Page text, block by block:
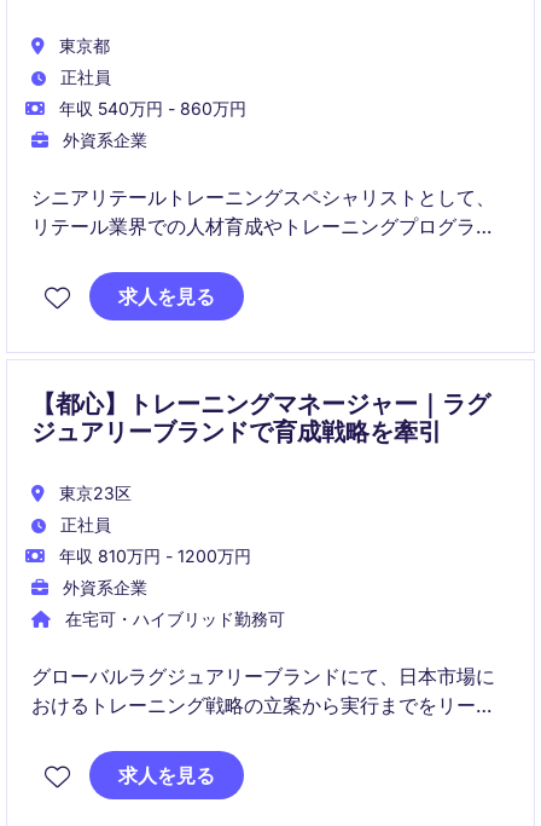
東京都
正社員
年収 540万円 - 860万円
外資系企業
シニアリテールトレーニングスペシャリストとして、
リテール業界での人材育成やトレーニングプログラム
に、リテール店舗のパフォーマンス向上を支援する重
要な役割を担います。
求人を見る
【都心】トレーニングマネージャー｜ラグ
ジュアリーブランドで育成戦略を牽引
東京23区
正社員
年収 810万円 - 1200万円
外資系企業
在宅可・ハイブリッド勤務可
グローバルラグジュアリーブランドにて、日本市場に
おけるトレーニング戦略の立案から実行までをリード
リテールチームのスキル向上と顧客体験の最大化を目
的に、現場コーチングと組織開発を推進する重要な役
求人を見る